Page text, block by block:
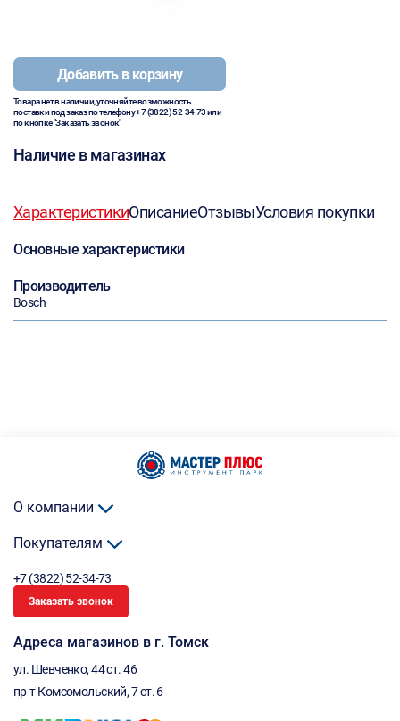
Добавить в корзину
Товара нет в наличии, уточняйте возможность
поставки под заказ по телефону+7 (3822) 52-34-73или
по кнопке "Заказать звонок"
Наличие в магазинах
ХарактеристикиОписаниеОтзывыУсловия покупки
Основные характеристики
Производитель
Bosch
О компании
Покупателям
+7 (3822) 52-34-73
Заказать звонок
Адреса магазинов в г. Томск
ул. Шевченко, 44 ст. 46
пр-т Комсомольский, 7 ст. 6